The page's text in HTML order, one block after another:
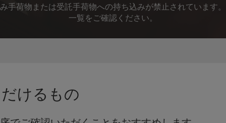
手荷物または受託手荷物への持ち込みが禁止されています
一覧をご確認ください。
けるもの